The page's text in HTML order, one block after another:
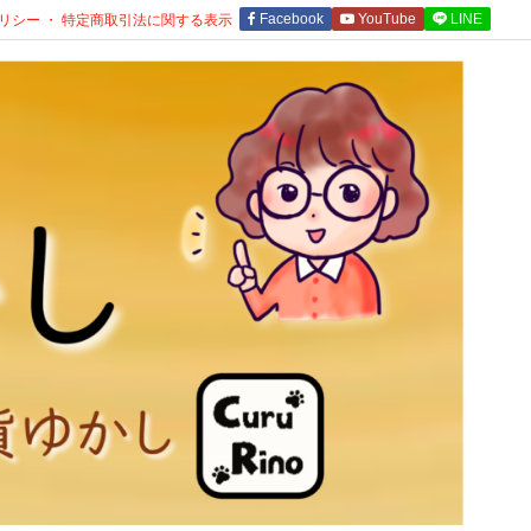
シー ・ 特定商取引法に関する表示 Facebook YouTube LINE